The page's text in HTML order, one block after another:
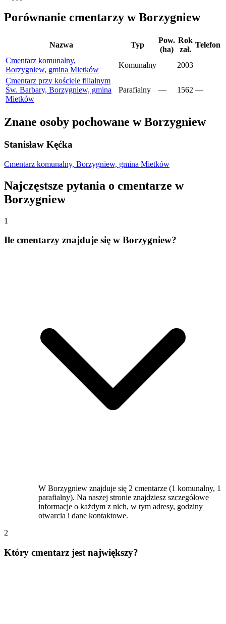
Porównanie cmentarzy w Borzygniew
Nazwa Typ
Pow.
(ha)
Rok
zał.
Telefon
Cmentarz komunalny,
Borzygniew, gmina Mietków
Komunalny — 2003 —
Cmentarz przy kościele filialnym
Św. Barbary, Borzygniew, gmina
Mietków
Parafialny — 1562 —
Znane osoby pochowane w Borzygniew
Stanisław Kęćka
Cmentarz komunalny, Borzygniew, gmina Mietków
Najczęstsze pytania o cmentarze w
Borzygniew
1
Ile cmentarzy znajduje się w Borzygniew?
W Borzygniew znajduje się 2 cmentarze (1 komunalny, 1
parafialny). Na naszej stronie znajdziesz szczegółowe
informacje o każdym z nich, w tym adresy, godziny
otwarcia i dane kontaktowe.
2
Który cmentarz jest największy?